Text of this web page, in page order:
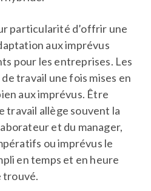
particularité d’offrir une
aux imprévus
pour les entreprises. Les
travail une fois mises en
aux imprévus. Être
travail allège souvent la
et du manager,
ou imprévus le
en temps et en heure
trouvé.